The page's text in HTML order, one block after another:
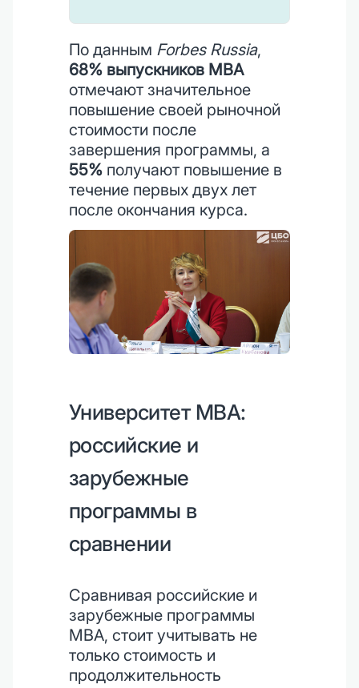
По данным Forbes Russia,
68% выпускников MBA
отмечают значительное
повышение своей рыночной
стоимости после
завершения программы, а
55% получают повышение в
течение первых двух лет
после окончания курса.
Университет MBA:
российские и
зарубежные
программы в
сравнении
Сравнивая российские и
зарубежные программы
MBA, стоит учитывать не
только стоимость и
продолжительность